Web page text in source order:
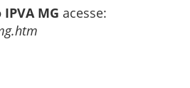
MG acesse: